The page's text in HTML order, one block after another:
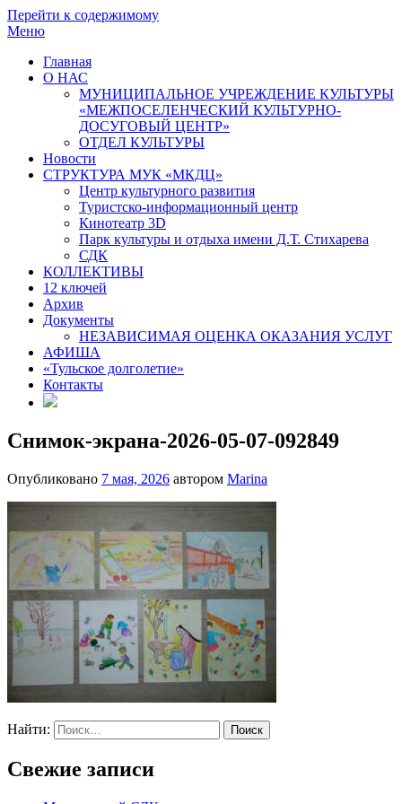
Перейти к содержимому
Меню
Главная
О НАС
МУНИЦИПАЛЬНОЕ УЧРЕЖДЕНИЕ КУЛЬТУРЫ
«МЕЖПОСЕЛЕНЧЕСКИЙ КУЛЬТУРНО-
ДОСУГОВЫЙ ЦЕНТР»
ОТДЕЛ КУЛЬТУРЫ
Новости
СТРУКТУРА МУК «МКДЦ»
Центр культурного развития
Туристско-информационный центр
Кинотеатр 3D
Парк культуры и отдыха имени Д.Т. Стихарева
СДК
КОЛЛЕКТИВЫ
12 ключей
Архив
Документы
НЕЗАВИСИМАЯ ОЦЕНКА ОКАЗАНИЯ УСЛУГ
АФИША
«Тульское долголетие»
Контакты
Снимок-экрана-2026-05-07-092849
Опубликовано 7 мая, 2026 автором Marina
Найти:
Свежие записи